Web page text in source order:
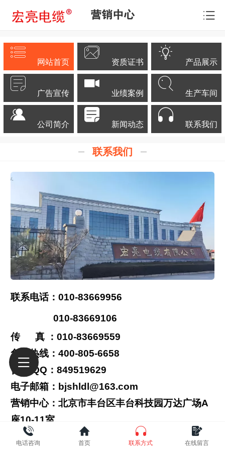
营销中心
网站首页 资质证书 产品展示
广告宣传 业绩案例 生产车间
公司简介 新闻动态 联系我们
联系我们
联系电话：010-83669956
010-83669106
传 真 ：010-83669559
免费热线：400-805-6658
咨询 QQ：849519629
电子邮箱：bjshldl@163.com
营销中心：北京市丰台区丰台科技园万达广场A
座10-11室
生产基地：河北省邢台市大曹庄管理区原农业三
电话咨询 首页 联系方式 在线留言